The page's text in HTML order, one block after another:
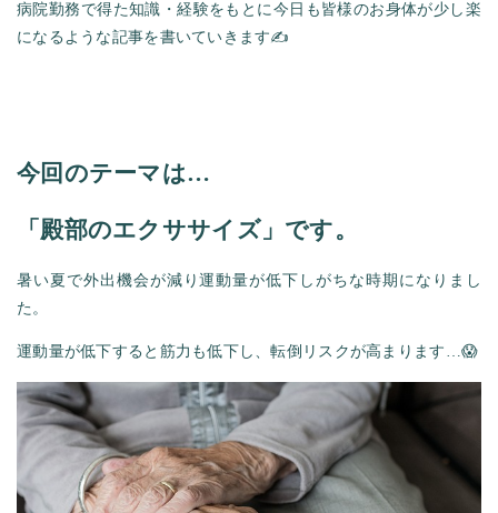
病院勤務で得た知識・経験をもとに今日も皆様のお身体が少し楽
になるような記事を書いていきます✍️
今回のテーマは…
「殿部のエクササイズ」です。
暑い夏で外出機会が減り運動量が低下しがちな時期になりまし
た。
運動量が低下すると筋力も低下し、転倒リスクが高まります…😱